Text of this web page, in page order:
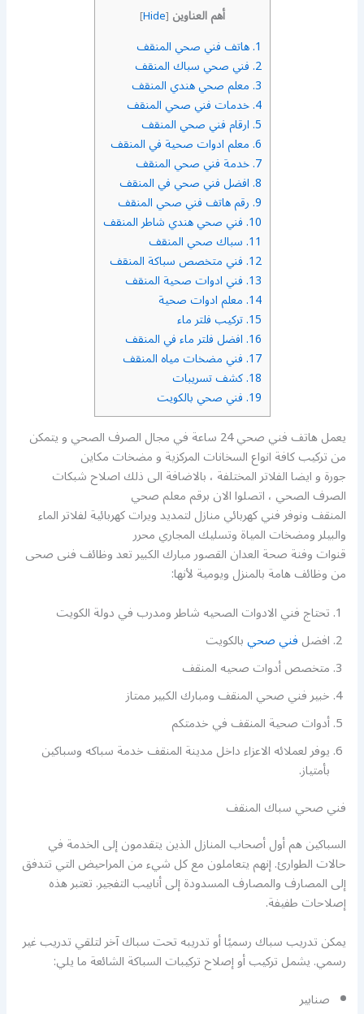
أهم العناوين [
Hide
]
1. هاتف فني صحي المنقف
2. فني صحي سباك المنقف
3. معلم صحي هندي المنقف
4. خدمات فني صحي المنقف
5. ارقام فني صحي المنقف
6. معلم ادوات صحية في المنقف
7. خدمة فني صحي المنقف
8. افضل فني صحي في المنقف
9. رقم هاتف فني صحي المنقف
10. فني صحي هندي شاطر المنقف
11. سباك صحي المنقف
12. فني متخصص سباكة المنقف
13. فني ادوات صحية المنقف
14. معلم ادوات صحية
15. تركيب فلتر ماء
16. افضل فلتر ماء في المنقف
17. فني مضخات مياه المنقف
18. كشف تسريبات
19. فني صحي بالكويت
يعمل هاتف فني صحي 24 ساعة في مجال الصرف الصحي و يتمكن
من تركيب كافة انواع السخانات المركزية و مضخات مكاين
جورة و ايضا الفلاتر المختلفة ، بالاضافة الى ذلك اصلاح شبكات
الصرف الصحي ، اتصلوا الان برقم معلم صحي
المنقف ونوفر فني كهربائي منازل لتمديد ويرات كهربائية لفلاتر الماء
والبيلر ومضخات المياة وتسليك المجاري محرر
قنوات وفنة صحة العدان القصور مبارك الكبير تعد وظائف فنى صحى
من وظائف هامة بالمنزل ويومية لأنها:
تحتاج فني الادوات الصحيه شاطر ومدرب في دولة الكويت
افضلفني صحيبالكويت
متخصص أدوات صحيه المنقف
خبير فني صحي المنقف ومبارك الكبير ممتاز
أدوات صحية المنقف في خدمتكم
يوفر لعملائه الاعزاء داخل مدينة المنقف خدمة سباكه وسباكين
بأمتياز.
فني صحي سباك المنقف
السباكين هم أول أصحاب المنازل الذين يتقدمون إلى الخدمة في
حالات الطوارئ. إنهم يتعاملون مع كل شيء من المراحيض التي تتدفق
إلى المصارف والمصارف المسدودة إلى أنابيب التفجير. تعتبر هذه
إصلاحات طفيفة.
يمكن تدريب سباك رسميًا أو تدريبه تحت سباك آخر لتلقي تدريب غير
رسمي. يشمل تركيب أو إصلاح تركيبات السباكة الشائعة ما يلي:
صنابير